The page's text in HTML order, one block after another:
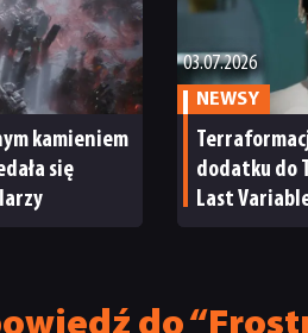
kamieniem
się
03.07.2026
NEWSY
dodatku do
Last